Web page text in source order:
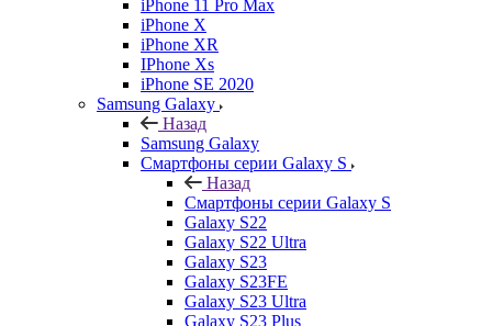
iPhone 11 Pro Max
iPhone X
iPhone XR
IPhone Xs
iPhone SE 2020
Samsung Galaxy
Назад
Samsung Galaxy
Смартфоны серии Galaxy S
Назад
Смартфоны серии Galaxy S
Galaxy S22
Galaxy S22 Ultra
Galaxy S23
Galaxy S23FE
Galaxy S23 Ultra
Galaxy S23 Plus